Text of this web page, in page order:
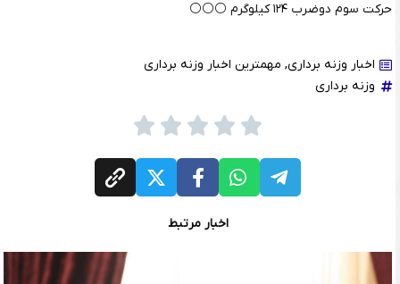
حرکت سوم دوضرب ۱۲۴ کیلوگرم ⚪️⚪️⚪️
اخبار وزنه برداری, مهمترین اخبار وزنه برداری
وزنه برداری
اخبار مرتبط